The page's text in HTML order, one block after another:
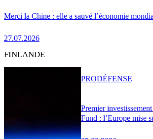
Merci la Chine : elle a sauvé l’économie
27.07.2026
FINLANDE
Premier
Fund : l’Europe mise
PRODÉFENSE